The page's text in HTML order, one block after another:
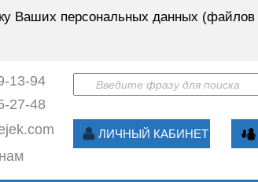
Ваших персональных данных (файлов
13-94
27-48
ЛИЧНЫЙ КАБИНЕТ